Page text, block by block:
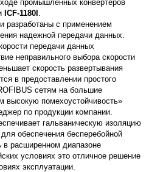
промышленных конвертеров
ICF-1180I
разработаны с применением
надежной передачи данных.
передачи данных
неправильного выбора скорости
скорость развертывания
в предоставлении простого
сетям на большие
высокую помехоустойчивость»
по продукции компании.
гальваническую изоляцию
обеспечения бесперебойной
в расширенном диапазоне
условиях это отличное решение
эксплуатации.